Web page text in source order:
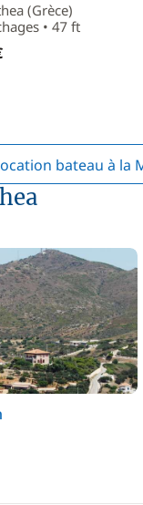
(Grèce)
• 47 ft
bateau à la